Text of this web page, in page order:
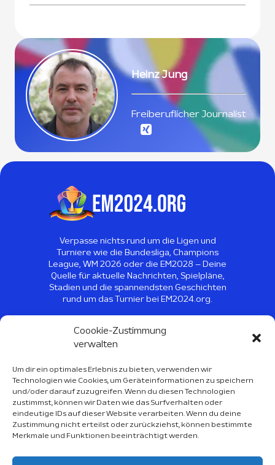
Coookie-Zustimmung
verwalten
Um dir ein optimales Erlebnis zu bieten, verwenden wir
Technologien wie Cookies, um Geräteinformationen zu speichern
und/oder darauf zuzugreifen. Wenn du diesen Technologien
zustimmst, können wir Daten wie das Surfverhalten oder
eindeutige IDs auf dieser Website verarbeiten. Wenn du deine
Zustimmung nicht erteilst oder zurückziehst, können bestimmte
Merkmale und Funktionen beeinträchtigt werden.
Heinz Jung
Freiberuflicher Journalist
Verpasse nichts rund um die Ligen und
Turniere wie die Bundesliga, Champions
League, WM 2026 oder die EM2028 – Deine
Quelle für aktuelle Nachrichten, Spielpläne,
Stadien und die spannendsten Geschichten
rund um das Turnier bei EM2024.org.
© 2026
EM2024 - Alle Rechte
vorbehalten
Sport Kalender 2026
Über Uns
Impressum